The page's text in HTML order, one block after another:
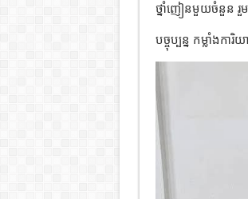
ថ្នាំញៀនមួយចំនួន រួ
បច្ចុប្បន្ន កម្លាំងក